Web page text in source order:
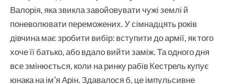
Валорія, яка звикла завойовувати чужі землі й
поневолювати переможених. У сімнадцять років
дівчина має зробити вибір: вступити до армії, як того
хоче її батько, або вдало вийти заміж. Та одного дня
все змінюється, коли на ринку рабів Кестрель купує
юнака на ім’я Арін. Здавалося б, це імпульсивне